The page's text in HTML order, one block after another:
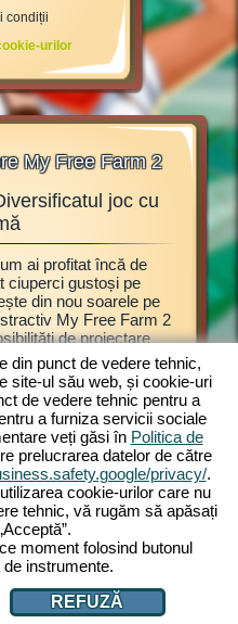
condiții
urilor
My Free Farm 2
joc cu
ai profitat încă de
ciuperci gustoși pe
din nou soarele pe
My Free Farm 2
de proiectare
doar una dintre
Savurează jocul My
Varianta
de joc cu fermă
cultivă
produ mărfuri
te gratis și
poți
plante
de
mărfuri
te
ferma,
obținute
din punct de vedere tehnic,
site-ul său web, și cookie-uri
de vedere tehnic pentru a
a furniza servicii sociale
veți găsi în Politica de
prelucrarea datelor de către
privacy/.
cookie-urilor care nu
tehnic, vă rugăm să apăsați
moment folosind butonul
de instrumente.
REFUZĂ